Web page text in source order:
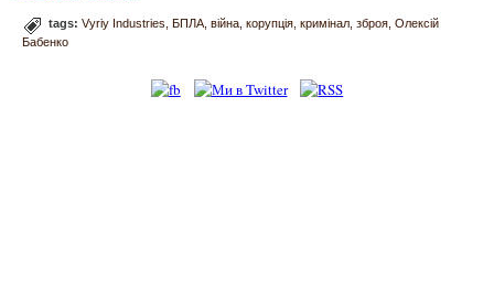
tags:Vyriy Industries БПЛА війна корупція кримінал зброя Олексій
Бабенко